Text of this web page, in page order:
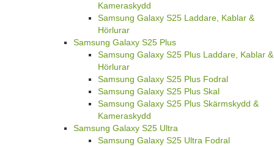
Kameraskydd
Samsung Galaxy S25 Laddare, Kablar &
Hörlurar
Samsung Galaxy S25 Plus
Samsung Galaxy S25 Plus Laddare, Kablar &
Hörlurar
Samsung Galaxy S25 Plus Fodral
Samsung Galaxy S25 Plus Skal
Samsung Galaxy S25 Plus Skärmskydd &
Kameraskydd
Samsung Galaxy S25 Ultra
Samsung Galaxy S25 Ultra Fodral